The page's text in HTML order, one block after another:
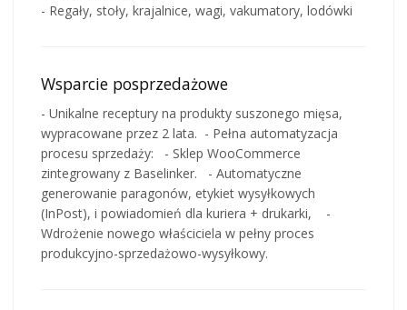
- Regały, stoły, krajalnice, wagi, vakumatory, lodówki
Wsparcie posprzedażowe
- Unikalne receptury na produkty suszonego mięsa,
wypracowane przez 2 lata. - Pełna automatyzacja
procesu sprzedaży: - Sklep WooCommerce
zintegrowany z Baselinker. - Automatyczne
generowanie paragonów, etykiet wysyłkowych
(InPost), i powiadomień dla kuriera + drukarki, -
Wdrożenie nowego właściciela w pełny proces
produkcyjno-sprzedażowo-wysyłkowy.